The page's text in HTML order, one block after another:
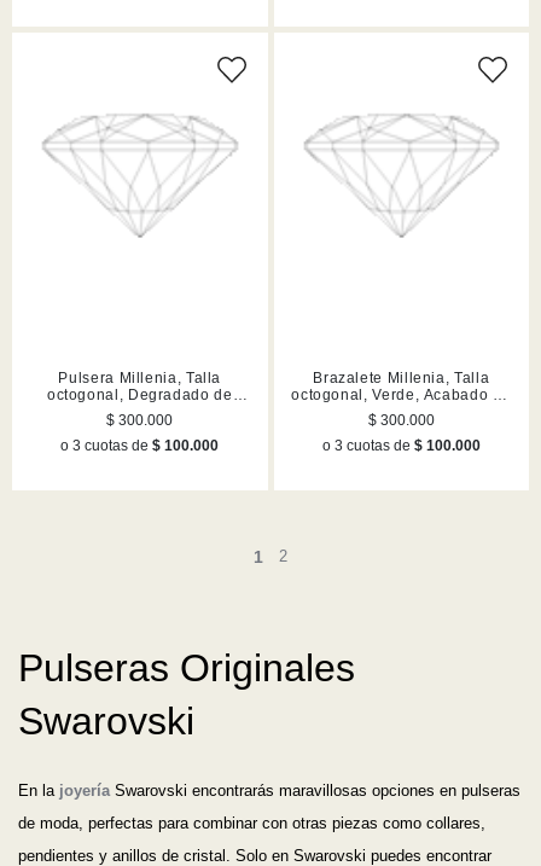
Pulsera Millenia, Talla
octogonal, Degradado de
color, Azul, Acabado en rodio
$ 300.000
o 3 cuotas de$ 100.000
Brazalete Millenia, Talla
octogonal, Verde, Acabado en
tono oro
$ 300.000
o 3 cuotas de $ 100.000
1 2
Pulseras Originales
Swarovski
En la joyería Swarovski encontrarás maravillosas opciones en pulseras
de moda, perfectas para combinar con otras piezas como collares,
pendientes y anillos de cristal. Solo en Swarovski puedes encontrar